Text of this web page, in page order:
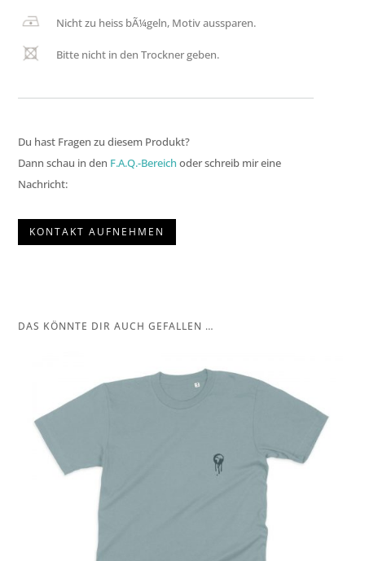
Nicht zu heiss bÃ¼geln, Motiv aussparen.
Bitte nicht in den Trockner geben.
Du hast Fragen zu diesem Produkt?
Dann schau in den F.A.Q.-Bereich oder schreib mir eine
Nachricht:
KONTAKT AUFNEHMEN
DAS KÖNNTE DIR AUCH GEFALLEN …